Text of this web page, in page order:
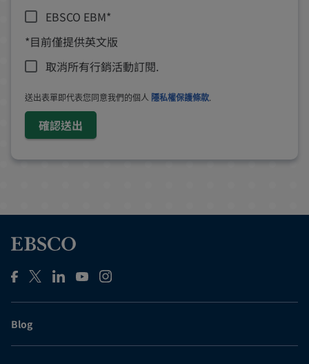
EBSCO EBM*
*目前僅提供英文版
取消所有行銷活動訂閱.
送出表單即代表您同意我們的個人 隱私權保護條款.
確認送出
Blog